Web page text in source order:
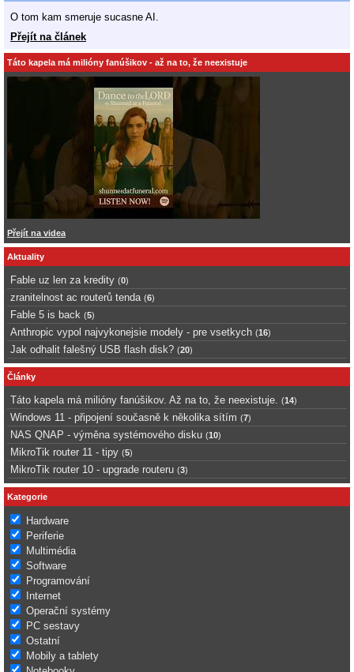
O tom kam smeruje sucasne AI.
Přejít na článek
Táto kapela má milióny fanúšikov - až na to, že neexistuje
Přejít na videa
Aktuality
Fable uz len za kredity (0)
zranitelnost ac routerů tenda (6)
Fable 5 is back (5)
Anthropic vypol najvykonejsie modely - pre vsetkych (16)
Jak odhalit falešný USB flash disk? (20)
Články
Táto kapela má milióny fanúšikov. Až na to, že neexistuje. (14)
Windows 11 - připojení současně k několika sítím (7)
NAS QNAP - výměna systémového disku (10)
MikroTik router 11 - tipy (5)
MikroTik router 10 - upgrade routeru (3)
Kategorie
Hardware
Periferie
Multimédia
Software
Programování
Internet
Operační systémy
PC sestavy
Ostatní
Mobily a tablety